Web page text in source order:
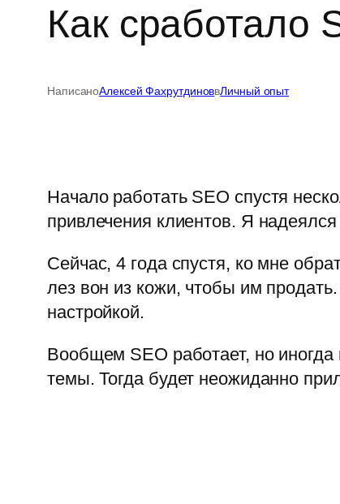
Как сработало
НаписаноАлексей ФахрутдиноввЛичный опыт
Начало работать SEO спустя
привлечения клиентов. Я
Сейчас, 4 года спустя, ко мне
лез вон из кожи, чтобы им
настройкой.
Вообщем SEO работает, но
темы. Тогда будет неожиданно